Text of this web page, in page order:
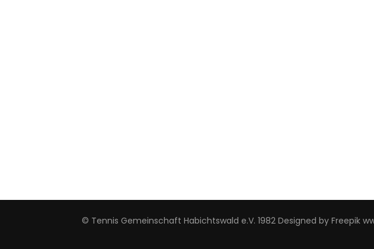
© Tennis Gemeinschaft Habichtswald e.V. 1982 Designed by Freepik